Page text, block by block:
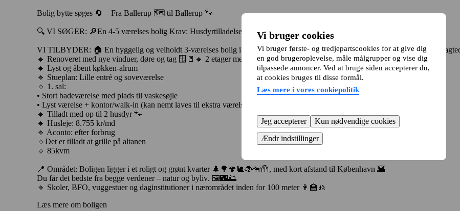
Vi bruger cookies
Vi bruger første- og tredjepartscookies for at give dig
en god brugeroplevelse, måle målgrupper og vise dig
tilpassede annoncer. Ved at bruge siden accepterer du,
at cookies bruges til disse formål.
Læs mere i vores cookiepolitik
Jeg accepterer
Kun nødvendige cookies
Ændr indstillinger
Bolig bytte søges 🔄 – Fra Ballerup 🗺️ til Ballerup 🐾
🔍 VI SØGER: 🔎En 4-5 værelses bolig Krav: Husdyrtilladelse – Til to hunde. 🌳🐶 kun Egebjerg eller Lundegården.
VI TILBYDER: 🏠 En hyggelig og velholdt 3-værelses bolig i Ballerup, beliggende lige ved den smukke Hareskoven i
🔹 Renoveret med nye vinduer, døre og tag 🪟🚪🔹 2 etager med god og funktionel rumfordeling 🛸
🔹 Lyst og åbent køkken-alrum
🔹 Stueplan: Lille entré og soveværelse
🔹 1. sal:
• Stort badeværelse med plads til vaskesøjle
• Lyst værelse + kontor/walk-in (kan nemt laves til ekstra værelse)
🔹 Tilladt med op til 2 husdyr 🐾
🔹 Husleje: 8.755 kr/md
🔹 Aconto: efter forbrug
🔹Det er tilladt at grille på altanen
🔹 85kvm
📍 Området: Boligen ligger i et roligt og grønt kvarter 🌲🌳🍄🐌🐞🐕‍🦺, med kort afstand til København 🌇
Du får det bedste fra begge verdener – natur og byliv. 🖼️🌃🌅
🔸 Skoler, BFO, vuggestuer og daginstitutioner i nærområdet inden for 100 meter 👩‍🏫🚸
Læs mere om boligen